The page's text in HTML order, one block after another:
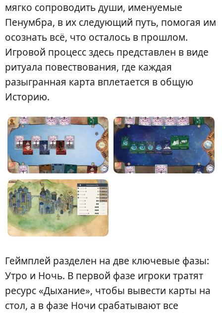
мягко сопроводить души, именуемые
Пенумбра, в их следующий путь, помогая им
осознать всё, что осталось в прошлом.
Игровой процесс здесь представлен в виде
ритуала повествования, где каждая
разыгранная карта вплетается в общую
Историю.
Геймплей разделен на две ключевые фазы:
Утро и Ночь. В первой фазе игроки тратят
ресурс «Дыхание», чтобы вывести карты на
стол, а в фазе Ночи срабатывают все